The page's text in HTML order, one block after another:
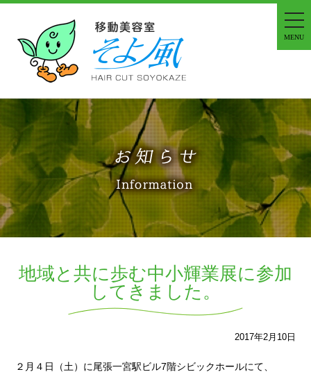
MENU
地域と共に歩む中小輝業展に参加
してきました。
2017年2月10日
２月４日（土）に尾張一宮駅ビル7階シビックホールにて、